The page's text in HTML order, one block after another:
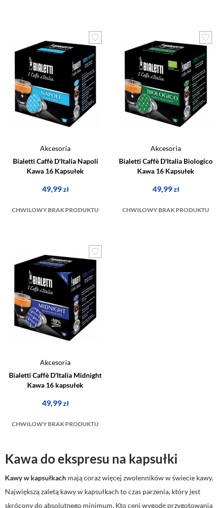
Akcesoria
Bialetti Caffè D'Italia Napoli
Kawa 16 Kapsułek
49,99zł
CHWILOWY BRAK PRODUKTU
Akcesoria
Bialetti Caffè D'Italia Biologico
Kawa 16 Kapsułek
49,99zł
CHWILOWY BRAK PRODUKTU
Akcesoria
Bialetti Caffè D'Italia Midnight
Kawa 16 kapsułek
49,99zł
CHWILOWY BRAK PRODUKTU
Kawa do ekspresu na kapsułki
Kawy w kapsułkach mają coraz więcej zwolenników w świecie kawy.
Największą zaletą kawy w kapsułkach to czas parzenia, który jest
skrócony do absolutnego minimum. Kto ceni wygodę przygotowania